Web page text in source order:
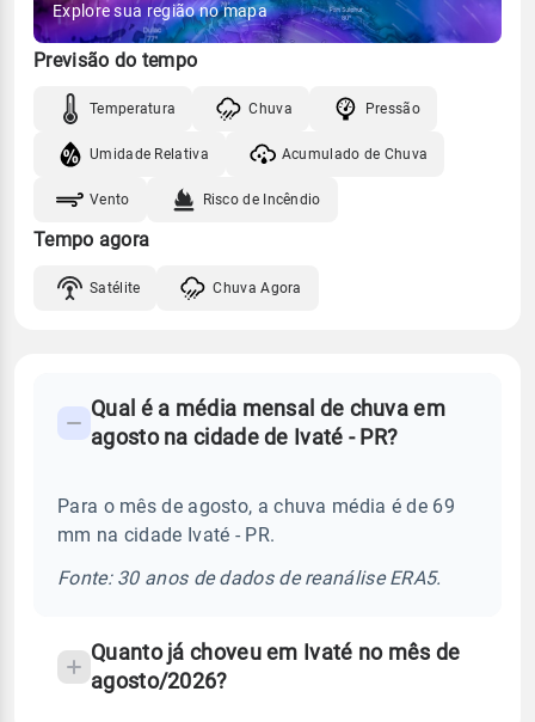
Explore sua região no mapa
Previsão do tempo
Temperatura Chuva Pressão
Umidade Relativa Acumulado de Chuva
Vento Risco de Incêndio
Tempo agora
Satélite Chuva Agora
Perguntas
sobre
chuva
Qual é a média mensal de chuva em
agosto na cidade de Ivaté - PR?
Para o mês de agosto, a chuva média é de 69
mm na cidade Ivaté - PR.
Fonte: 30 anos de dados de reanálise ERA5.
Quanto já choveu em Ivaté no mês de
agosto/2026?